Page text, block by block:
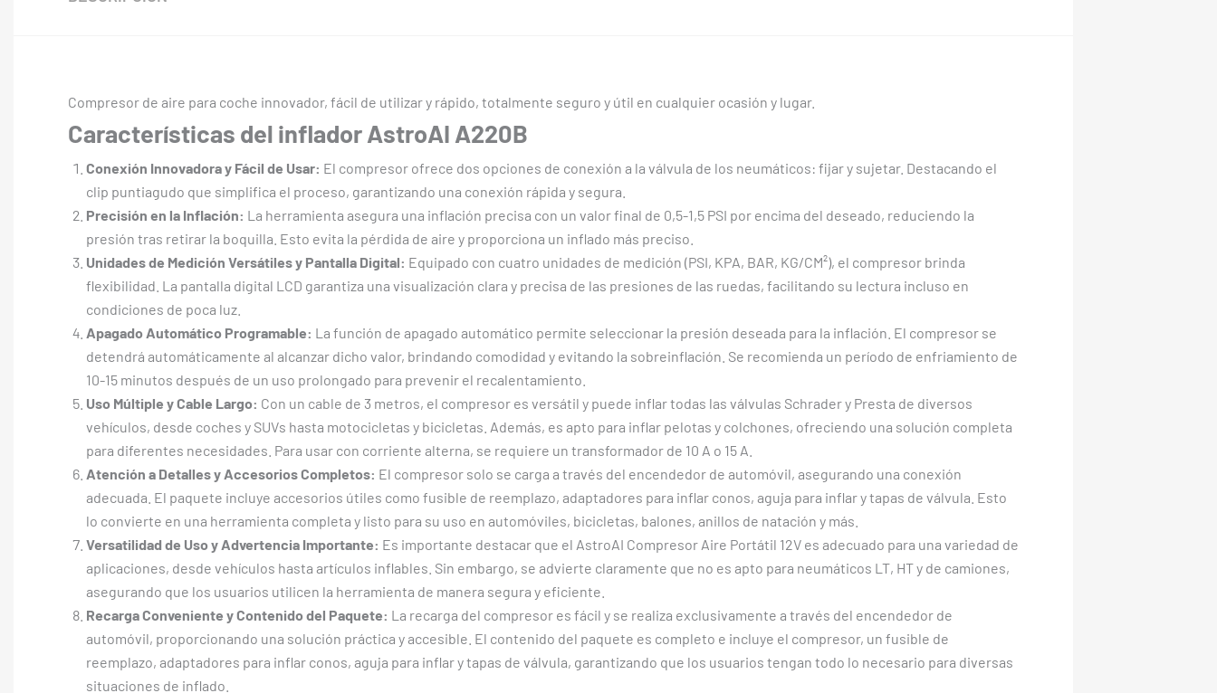
Compresor de aire para coche innovador, fácil de utilizar y rápido, totalmente seguro y útil en cualquier ocasión y lugar.
Características del inflador AstroAI A220B
Conexión Innovadora y Fácil de Usar: El compresor ofrece dos opciones de conexión a la válvula de los neumáticos: fijar y sujetar. Destacando el
clip puntiagudo que simplifica el proceso, garantizando una conexión rápida y segura.
Precisión en la Inflación: La herramienta asegura una inflación precisa con un valor final de 0,5-1,5 PSI por encima del deseado, reduciendo la
presión tras retirar la boquilla. Esto evita la pérdida de aire y proporciona un inflado más preciso.
Unidades de Medición Versátiles y Pantalla Digital: Equipado con cuatro unidades de medición (PSI, KPA, BAR, KG/CM²), el compresor brinda
flexibilidad. La pantalla digital LCD garantiza una visualización clara y precisa de las presiones de las ruedas, facilitando su lectura incluso en
condiciones de poca luz.
Apagado Automático Programable: La función de apagado automático permite seleccionar la presión deseada para la inflación. El compresor se
detendrá automáticamente al alcanzar dicho valor, brindando comodidad y evitando la sobreinflación. Se recomienda un período de enfriamiento de
10-15 minutos después de un uso prolongado para prevenir el recalentamiento.
Uso Múltiple y Cable Largo: Con un cable de 3 metros, el compresor es versátil y puede inflar todas las válvulas Schrader y Presta de diversos
vehículos, desde coches y SUVs hasta motocicletas y bicicletas. Además, es apto para inflar pelotas y colchones, ofreciendo una solución completa
para diferentes necesidades. Para usar con corriente alterna, se requiere un transformador de 10 A o 15 A.
Atención a Detalles y Accesorios Completos: El compresor solo se carga a través del encendedor de automóvil, asegurando una conexión
adecuada. El paquete incluye accesorios útiles como fusible de reemplazo, adaptadores para inflar conos, aguja para inflar y tapas de válvula. Esto
lo convierte en una herramienta completa y listo para su uso en automóviles, bicicletas, balones, anillos de natación y más.
Versatilidad de Uso y Advertencia Importante: Es importante destacar que el AstroAI Compresor Aire Portátil 12V es adecuado para una variedad de
aplicaciones, desde vehículos hasta artículos inflables. Sin embargo, se advierte claramente que no es apto para neumáticos LT, HT y de camiones,
asegurando que los usuarios utilicen la herramienta de manera segura y eficiente.
Recarga Conveniente y Contenido del Paquete: La recarga del compresor es fácil y se realiza exclusivamente a través del encendedor de
automóvil, proporcionando una solución práctica y accesible. El contenido del paquete es completo e incluye el compresor, un fusible de
reemplazo, adaptadores para inflar conos, aguja para inflar y tapas de válvula, garantizando que los usuarios tengan todo lo necesario para diversas
situaciones de inflado.